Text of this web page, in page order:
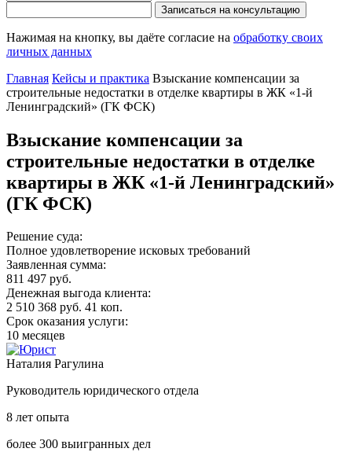
Записаться на консультацию
Нажимая на кнопку, вы даёте согласие на обработку своих
личных данных
Главная Кейсы и практика Взыскание компенсации за
строительные недостатки в отделке квартиры в ЖК «1-й
Ленинградский» (ГК ФСК)
Взыскание компенсации за
строительные недостатки в отделке
квартиры в ЖК «1-й Ленинградский»
(ГК ФСК)
Решение суда:
Полное удовлетворение исковых требований
Заявленная сумма:
811 497 руб.
Денежная выгода клиента:
2 510 368 руб. 41 коп.
Срок оказания услуги:
10 месяцев
Наталия Рагулина
Руководитель юридического отдела
8 лет опыта
более 300 выигранных дел